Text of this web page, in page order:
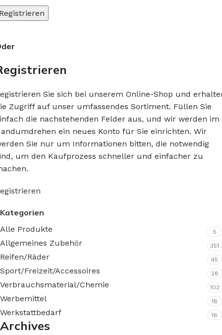
Kategorien
Alle Produkte 5
Allgemeines Zubehör 351
Reifen/Räder 45
Sport/Freizeit/Accessoires 28
Verbrauchsmaterial/Chemie 102
Werbemittel 18
Werkstattbedarf 16
Sie sich bei unserem Online-Shop und
Zugriff auf unser umfassendes Sortiment. Füllen Sie
die nachstehenden Felder aus, und wir werden im
ein neues Konto für Sie einrichten. Wir
Sie nur um Informationen bitten, die notwendig
um den Kaufprozess schneller und einfacher zu
Archives